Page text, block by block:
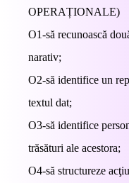
OPERAȚIONALE)
O1-să recunoască
narativ;
O2-să identifice un
textul dat;
O3-să identifice
trăsături ale acestora;
O4-să structureze